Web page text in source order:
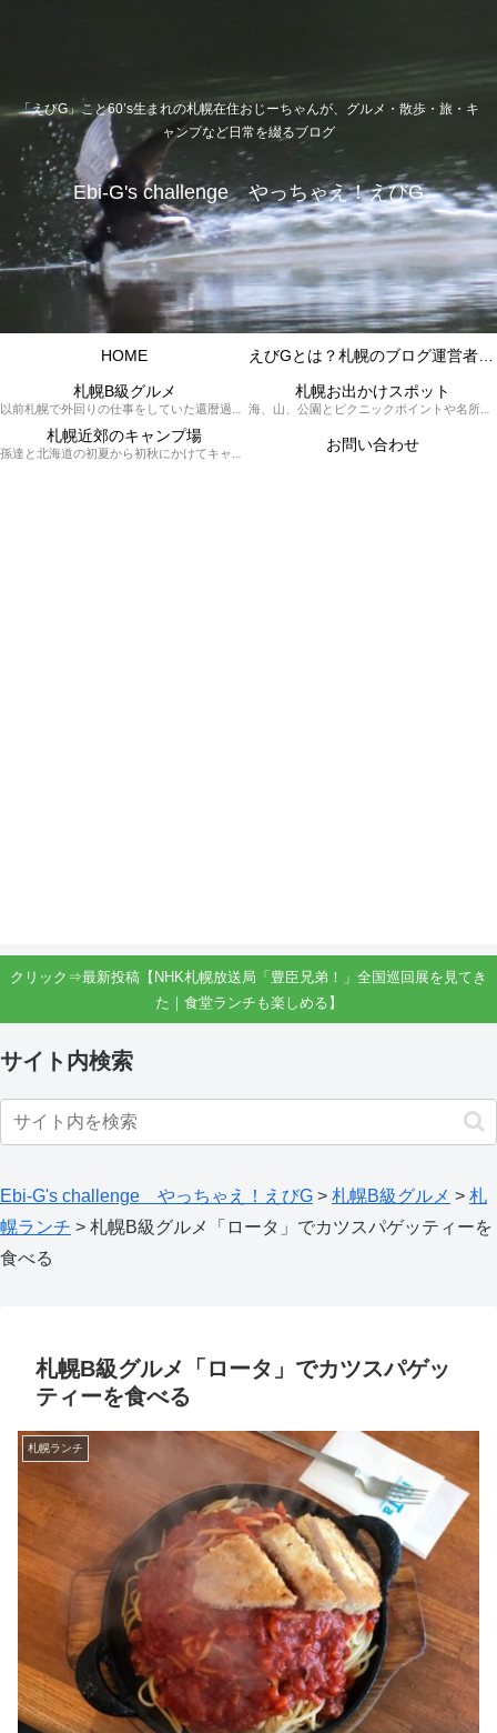
「えびG」こと60’s生まれの札幌在住おじーちゃんが、グルメ・散歩・旅・キ
ャンプなど日常を綴るブログ
Ebi-G's challenge やっちゃえ！えびG
HOME
札幌B級グルメ
以前札幌で外回りの仕事をしていた還暦過ぎブロガー「えびG」がランチ（サラリーマンランチ、サラメシ）を中心に、おそば、ラーメン、中華、日替わりランチを「札幌Bグルメ」と題してレポートしているブログカテゴリーのページです。現在は定年後の再雇用で札幌中とはいかなまでも会社の近くのすすきの界隈や家のある札幌市南区を中心に徘徊しております。
札幌お出かけスポット
海、山、公園とピクニックポイントや名所、旧跡などなど、、、、、札幌はもとより郊外の無理なく日帰りでいって帰ってこれるお出かけスポットを孫っち達（小学５、３年生、幼稚園年長さんの３人）とえびGがお出かけをして紹介しているページです。
札幌近郊のキャンプ場
孫達と北海道の初夏から初秋にかけてキャンプに出かけます。キャンプ場情報だったり料理だったり花火や遊びに虫取りとまさに「やっちゃえ！えびG」やりたい放題のブログです。 お問い合わせ
クリック⇒最新投稿【NHK札幌放送局「豊臣兄弟！」全国巡回展を見てき
た｜食堂ランチも楽しめる】
サイト内検索
Ebi-G's challenge やっちゃえ！えびG > 札幌B級グルメ > 札
幌ランチ > 札幌B級グルメ「ロータ」でカツスパゲッティーを
食べる
札幌B級グルメ「ロータ」でカツスパゲッ
ティーを食べる
札幌ランチ